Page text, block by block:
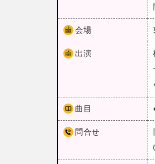
会場
出演
曲目
問合せ